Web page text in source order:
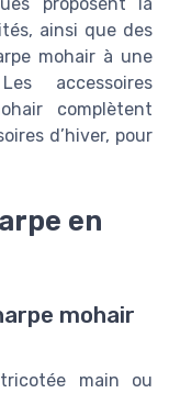
ainsi que des
mohair à une
accessoires
complètent
d’hiver, pour
en
mohair
tricotée main ou